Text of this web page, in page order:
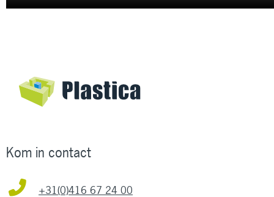
Kom in contact
+31(0)416 67 24 00